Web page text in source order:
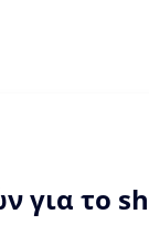
για το